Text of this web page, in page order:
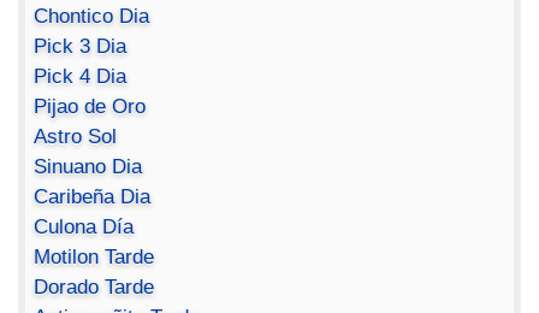
Chontico Dia
Pick 3 Dia
Pick 4 Dia
Pijao de Oro
Astro Sol
Sinuano Dia
Caribeña Dia
Culona Día
Motilon Tarde
Dorado Tarde